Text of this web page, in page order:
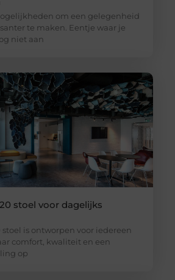
om een gelegenheid
te maken. Eentje waar je
niet aan
stoel voor dagelijks
stoel is ontworpen voor iedereen
comfort, kwaliteit en een
op